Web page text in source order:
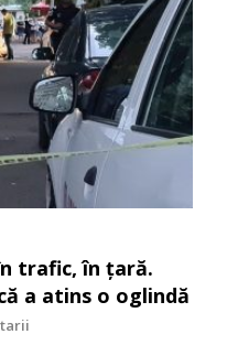
trafic, în țară.
a atins o oglindă